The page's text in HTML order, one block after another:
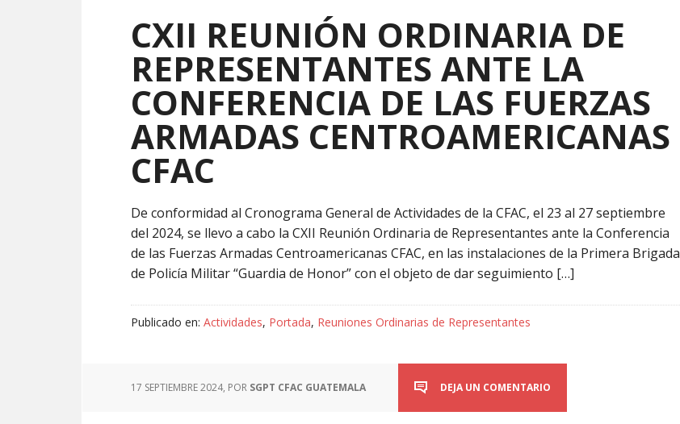
CXII REUNIÓN ORDINARIA DE
REPRESENTANTES ANTE LA
CONFERENCIA DE LAS FUERZAS
ARMADAS CENTROAMERICANAS
CFAC
De conformidad al Cronograma General de Actividades de la CFAC, el 23 al 27 septiembre
del 2024, se llevo a cabo la CXII Reunión Ordinaria de Representantes ante la Conferencia
de las Fuerzas Armadas Centroamericanas CFAC, en las instalaciones de la Primera Brigada
de Policía Militar “Guardia de Honor” con el objeto de dar seguimiento […]
Publicado en: Actividades, Portada, Reuniones Ordinarias de Representantes
17 SEPTIEMBRE 2024, POR SGPT CFAC GUATEMALA DEJA UN COMENTARIO